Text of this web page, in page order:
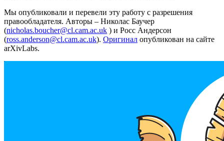
Мы опубликовали и перевели эту работу с разрешения
правообладателя. Авторы – Николас Баучер
(nicholas.boucher@cl.cam.ac.uk ) и Росс Андерсон
(ross.anderson@cl.cam.ac.uk). Оригинал опубликован на сайте
arXivLabs.